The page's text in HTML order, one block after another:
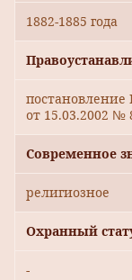
1882-1885 года
постановление
от 15.03.2002 №
Современное
религиозное
Охранный
-